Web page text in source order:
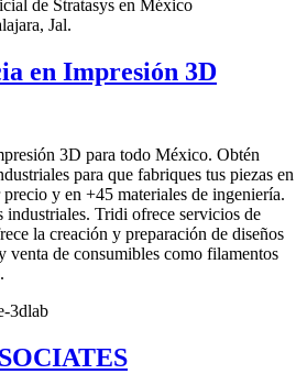
de Stratasys en México
Jal.
en Impresión 3D
3D para todo México. Obtén
para que fabriques tus piezas en
y en +45 materiales de ingeniería.
industriales. Tridi ofrece servicios de
la creación y preparación de diseños
venta de consumibles como filamentos
3dlab